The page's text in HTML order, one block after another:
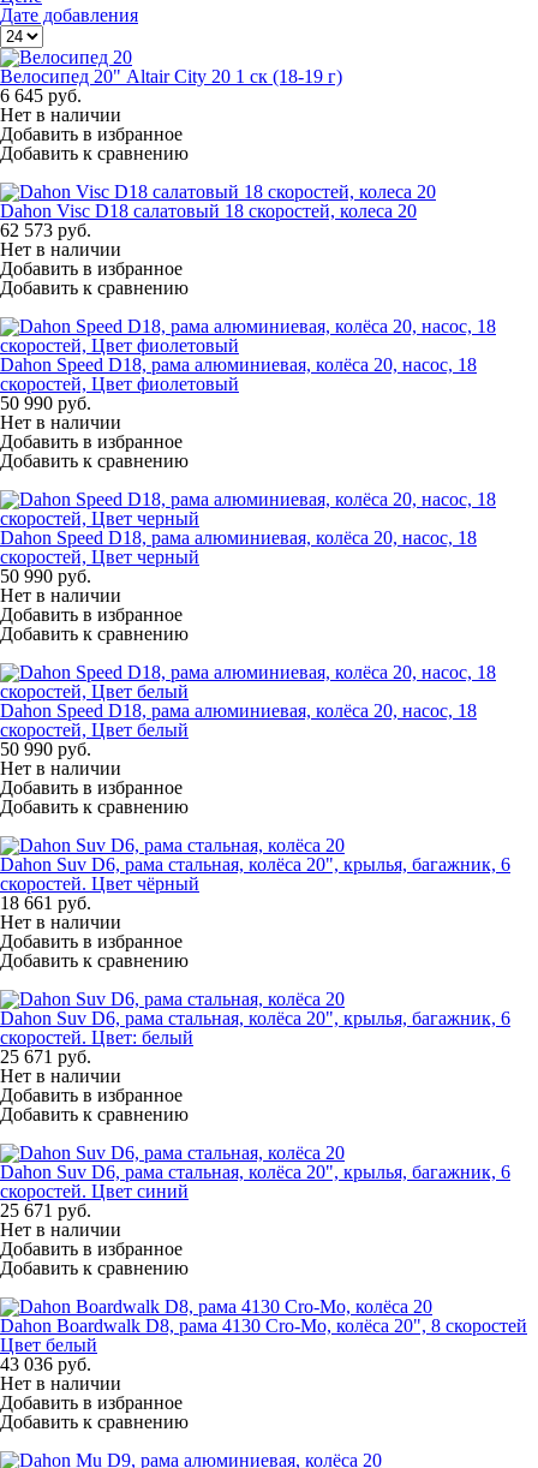
Дате добавления
Велосипед 20" Altair City 20 1 ск (18-19 г)
6 645 руб.
Нет в наличии
Добавить в избранное
Добавить к сравнению
Dahon Visc D18 салатовый 18 скоростей, колеса 20
62 573 руб.
Нет в наличии
Добавить в избранное
Добавить к сравнению
Dahon Speed D18, рама алюминиевая, колёса 20, насос, 18
скоростей, Цвет фиолетовый
50 990 руб.
Нет в наличии
Добавить в избранное
Добавить к сравнению
Dahon Speed D18, рама алюминиевая, колёса 20, насос, 18
скоростей, Цвет черный
50 990 руб.
Нет в наличии
Добавить в избранное
Добавить к сравнению
Dahon Speed D18, рама алюминиевая, колёса 20, насос, 18
скоростей, Цвет белый
50 990 руб.
Нет в наличии
Добавить в избранное
Добавить к сравнению
Dahon Suv D6, рама стальная, колёса 20", крылья, багажник, 6
скоростей. Цвет чёрный
18 661 руб.
Нет в наличии
Добавить в избранное
Добавить к сравнению
Dahon Suv D6, рама стальная, колёса 20", крылья, багажник, 6
скоростей. Цвет: белый
25 671 руб.
Нет в наличии
Добавить в избранное
Добавить к сравнению
Dahon Suv D6, рама стальная, колёса 20", крылья, багажник, 6
скоростей. Цвет синий
25 671 руб.
Нет в наличии
Добавить в избранное
Добавить к сравнению
Dahon Boardwalk D8, рама 4130 Cro-Mo, колёса 20", 8 скоростей
Цвет белый
43 036 руб.
Нет в наличии
Добавить в избранное
Добавить к сравнению